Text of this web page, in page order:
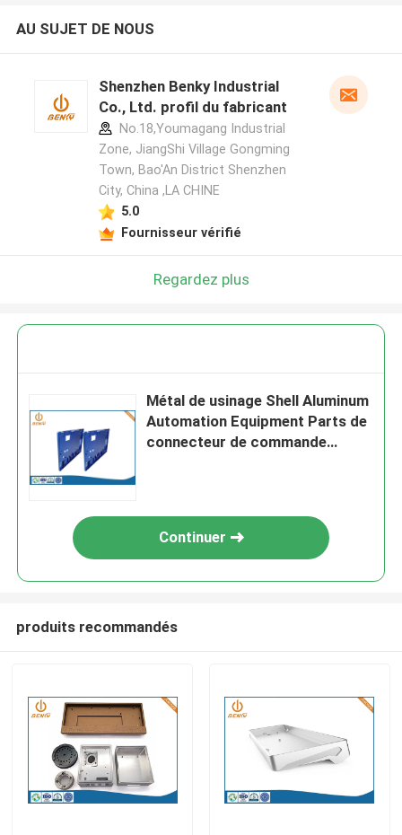
Aperçu
AU SUJET DE NOUS
Shenzhen Benky Industrial
Co., Ltd. profil du fabricant
No.18,Youmagang Industrial
Zone, JiangShi Village Gongming
Town, Bao'An District Shenzhen
City, China ,LA CHINE
5.0
Fournisseur vérifié
Regardez plus
Métal de usinage Shell Aluminum
Automation Equipment Parts de
connecteur de commande
Continuer
produits recommandés